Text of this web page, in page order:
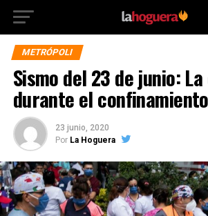
METRÓPOLI
Sismo del 23 de junio:
durante el confinamiento
23 junio, 2020
Por La Hoguera